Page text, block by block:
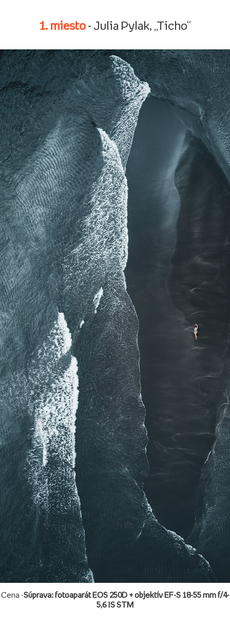
1. miesto - Julia Pylak, „Ticho“
Cena -Súprava: fotoaparát EOS 250D + objektív EF-S 18-55 mm f/4-
5,6 IS STM